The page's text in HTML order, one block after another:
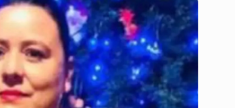
en Jalisco y Michoacán
de tráfico de personas
Buenos Aires; detonación alarma a vecinos
golpes en la cabeza en la colonia Americana
frente a un templo en Guadalajara